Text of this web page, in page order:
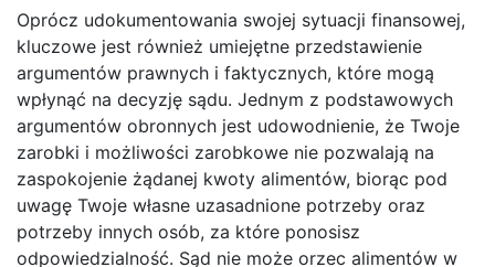
Oprócz udokumentowania swojej sytuacji finansowej,
kluczowe jest również umiejętne przedstawienie
argumentów prawnych i faktycznych, które mogą
wpłynąć na decyzję sądu. Jednym z podstawowych
argumentów obronnych jest udowodnienie, że Twoje
zarobki i możliwości zarobkowe nie pozwalają na
zaspokojenie żądanej kwoty alimentów, biorąc pod
uwagę Twoje własne uzasadnione potrzeby oraz
potrzeby innych osób, za które ponosisz
odpowiedzialność. Sąd nie może orzec alimentów w